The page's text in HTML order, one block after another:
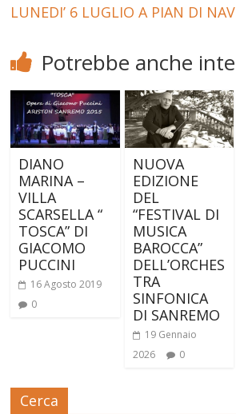
LUNEDI’ 6 LUGLIO A PIAN DI
Potrebbe anche
DIANO
MARINA –
VILLA
SCARSELLA “
TOSCA” DI
GIACOMO
PUCCINI
16 Agosto 2019
0
NUOVA
EDIZIONE
DEL
“FESTIVAL DI
MUSICA
BAROCCA”
DELL’ORCHES
TRA
SINFONICA
DI SANREMO
19 Gennaio
2026
0
Cerca